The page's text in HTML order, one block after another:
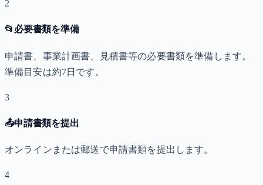
2
📂 必要書類を準備
申請書、事業計画書、見積書等の必要書類を準備します。
準備目安は約7日です。
3
📤申請書類を提出
オンラインまたは郵送で申請書類を提出します。
4